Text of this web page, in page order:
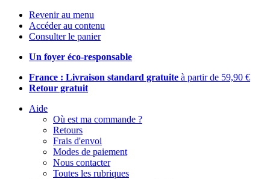
Revenir au menu
Accéder au contenu
Consulter le panier
Un foyer éco-responsable
France : Livraison standard gratuite à partir de 59,90 €
Retour gratuit
Aide
Où est ma commande ?
Retours
Frais d'envoi
Modes de paiement
Nous contacter
Toutes les rubriques